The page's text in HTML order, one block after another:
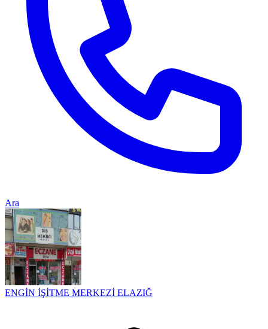
Ara
ENGİN İŞİTME MERKEZİ ELAZIĞ